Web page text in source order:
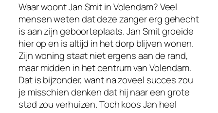
Waar woont Jan Smit in Volendam? Veel
mensen weten dat deze zanger erg gehecht
is aan zijn geboorteplaats. Jan Smit groeide
hier op en is altijd in het dorp blijven wonen.
Zijn woning staat niet ergens aan de rand,
maar midden in het centrum van Volendam.
Dat is bijzonder, want na zoveel succes zou
je misschien denken dat hij naar een grote
stad zou verhuizen. Toch koos Jan heel